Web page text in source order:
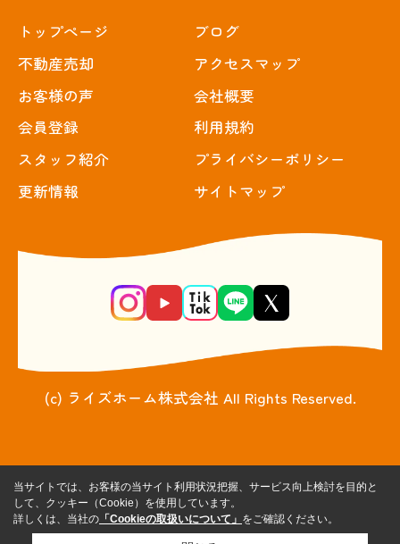
トップぺージ
不動産売却
お客様の声
会員登録
スタッフ紹介
更新情報
ブログ
アクセスマップ
会社概要
利用規約
プライバシーポリシー
サイトマップ
(c) ライズホーム株式会社 All Rights Reserved.
当サイトでは、お客様の当サイト利用状況把握、サービス向上検討を目的と
して、クッキー（Cookie）を使用しています。
詳しくは、当社の 「Cookieの取扱いについて」 をご確認ください。